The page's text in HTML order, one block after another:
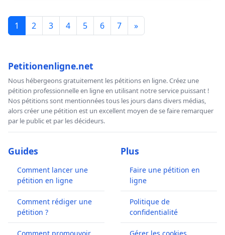
1 2 3 4 5 6 7 »
Petitionenligne.net
Nous hébergeons gratuitement les pétitions en ligne. Créez une
pétition professionnelle en ligne en utilisant notre service puissant !
Nos pétitions sont mentionnées tous les jours dans divers médias,
alors créer une pétition est un excellent moyen de se faire remarquer
par le public et par les décideurs.
Guides
Comment lancer une
pétition en ligne
Comment rédiger une
pétition ?
Plus
Faire une pétition en
ligne
Politique de
confidentialité